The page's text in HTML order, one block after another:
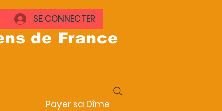
de France
SE CONNECTER
Payer sa Dîme